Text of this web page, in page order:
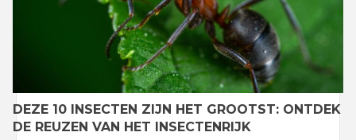
DEZE 10 INSECTEN ZIJN HET GROOTST: ONTDEK
DE REUZEN VAN HET INSECTENRIJK